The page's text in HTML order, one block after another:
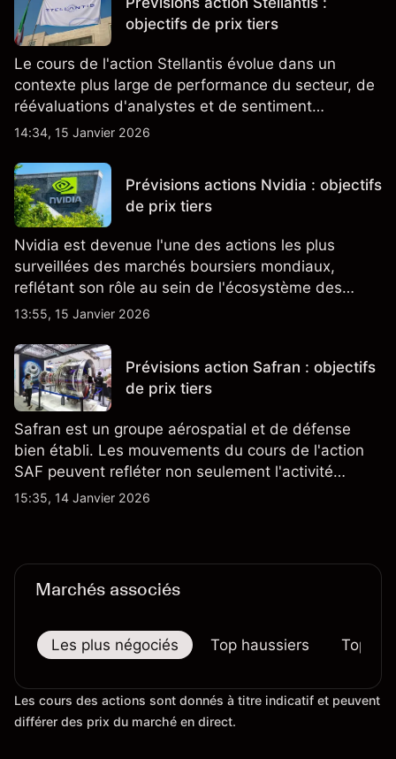
objectifs de prix tiers
Le cours de l'action Stellantis évolue dans un
contexte plus large de performance du secteur, de
réévaluations d'analystes et de sentiment
changeant, qui ensemble aident à comprendre
14:34, 15 Janvier 2026
Prévisions actions Nvidia : objectifs
de prix tiers
Nvidia est devenue l'une des actions les plus
surveillées des marchés boursiers mondiaux,
reflétant son rôle au sein de l'écosystème des
semi-conducteurs et de l'IA.
13:55, 15 Janvier 2026
Prévisions action Safran : objectifs
de prix tiers
Safran est un groupe aérospatial et de défense
bien établi. Les mouvements du cours de l'action
SAF peuvent refléter non seulement l'activité
quotidienne du marché, mais aussi la position de
15:35, 14 Janvier 2026
Marchés associés
Les plus négociés Top haussiers Top
Les cours des actions sont donnés à titre indicatif et peuvent
différer des prix du marché en direct.